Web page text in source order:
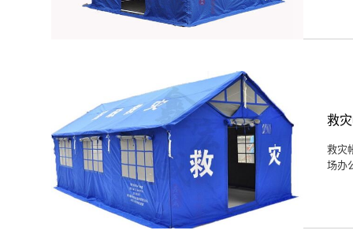
救
救灾
场办